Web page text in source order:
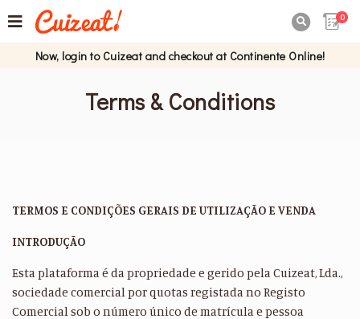
0
Now, login to Cuizeat and checkout at Continente Online!
Terms & Conditions
TERMOS E CONDIÇÕES GERAIS DE UTILIZAÇÃO E VENDA
INTRODUÇÃO
Esta plataforma é da propriedade e gerido pela Cuizeat, Lda.,
sociedade comercial por quotas registada no Registo
Comercial sob o número único de matrícula e pessoa